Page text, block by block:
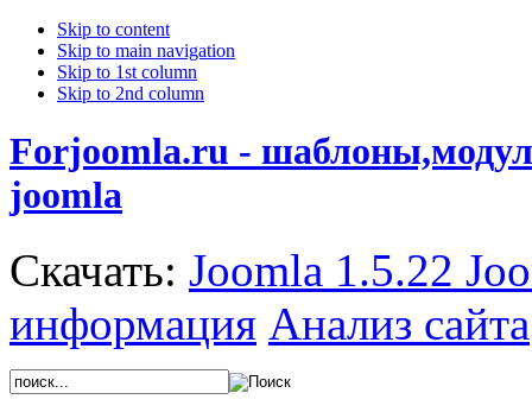
Skip to content
Skip to main navigation
Skip to 1st column
Skip to 2nd column
Forjoomla.ru -
joomla
Скачать: Joomla 1.5.22
информация Анализ сайта